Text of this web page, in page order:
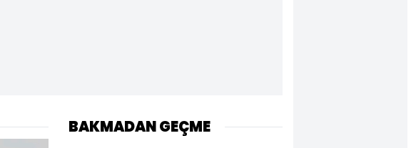
BAKMADAN GEÇME